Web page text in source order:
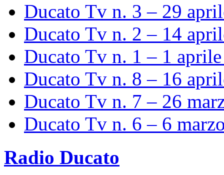
Ducato Tv n. 3 – 29
Ducato Tv n. 2 – 14
Ducato Tv n. 1 – 1
Ducato Tv n. 8 – 16
Ducato Tv n. 7 – 26
Ducato Tv n. 6 – 6
Radio Ducato